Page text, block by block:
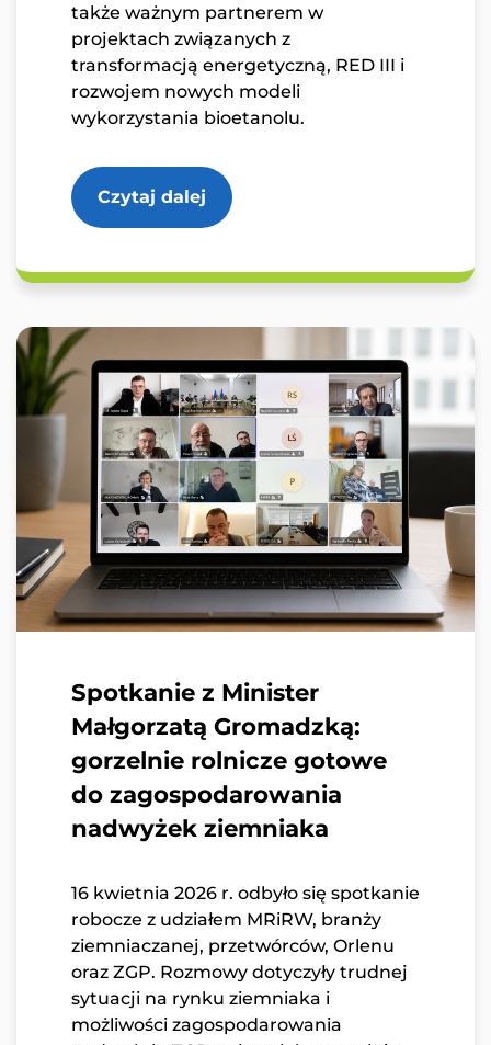
także ważnym partnerem w
projektach związanych z
transformacją energetyczną, RED III i
rozwojem nowych modeli
wykorzystania bioetanolu.
Czytaj dalej
Spotkanie z Minister
Małgorzatą Gromadzką:
gorzelnie rolnicze gotowe
do zagospodarowania
nadwyżek ziemniaka
16 kwietnia 2026 r. odbyło się spotkanie
robocze z udziałem MRiRW, branży
ziemniaczanej, przetwórców, Orlenu
oraz ZGP. Rozmowy dotyczyły trudnej
sytuacji na rynku ziemniaka i
możliwości zagospodarowania